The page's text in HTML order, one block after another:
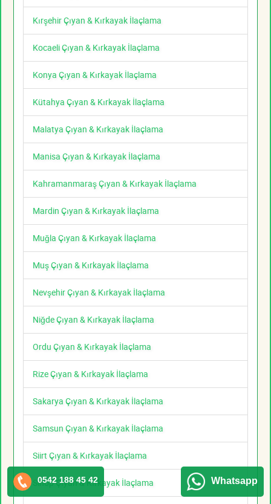
Kırşehir Çıyan & Kırkayak İlaçlama
Kocaeli Çıyan & Kırkayak İlaçlama
Konya Çıyan & Kırkayak İlaçlama
Kütahya Çıyan & Kırkayak İlaçlama
Malatya Çıyan & Kırkayak İlaçlama
Manisa Çıyan & Kırkayak İlaçlama
Kahramanmaraş Çıyan & Kırkayak İlaçlama
Mardin Çıyan & Kırkayak İlaçlama
Muğla Çıyan & Kırkayak İlaçlama
Muş Çıyan & Kırkayak İlaçlama
Nevşehir Çıyan & Kırkayak İlaçlama
Niğde Çıyan & Kırkayak İlaçlama
Ordu Çıyan & Kırkayak İlaçlama
Rize Çıyan & Kırkayak İlaçlama
Sakarya Çıyan & Kırkayak İlaçlama
Samsun Çıyan & Kırkayak İlaçlama
Siirt Çıyan & Kırkayak İlaçlama
Sinop Çıyan & Kırkayak İlaçlama
0542 188 45 42 Whatsapp